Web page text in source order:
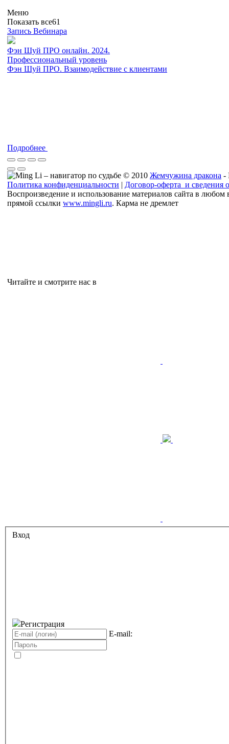
Меню
Показать все61
Запись Вебинара
Фэн Шуй ПРО онлайн. 2024.
Профессиональный уровень
Фэн Шуй ПРО. Взаимодействие с клиентами
Подробнее
© 2010 Жемчужина дракона -
Политика конфиденциальности | Договор-оферта и сведения
Воспроизведение и использование материалов сайта в
прямой ссылки www.mingli.ru. Карма не дремлет
Читайте и смотрите нас в
Вход
Регистрация
E-mail: